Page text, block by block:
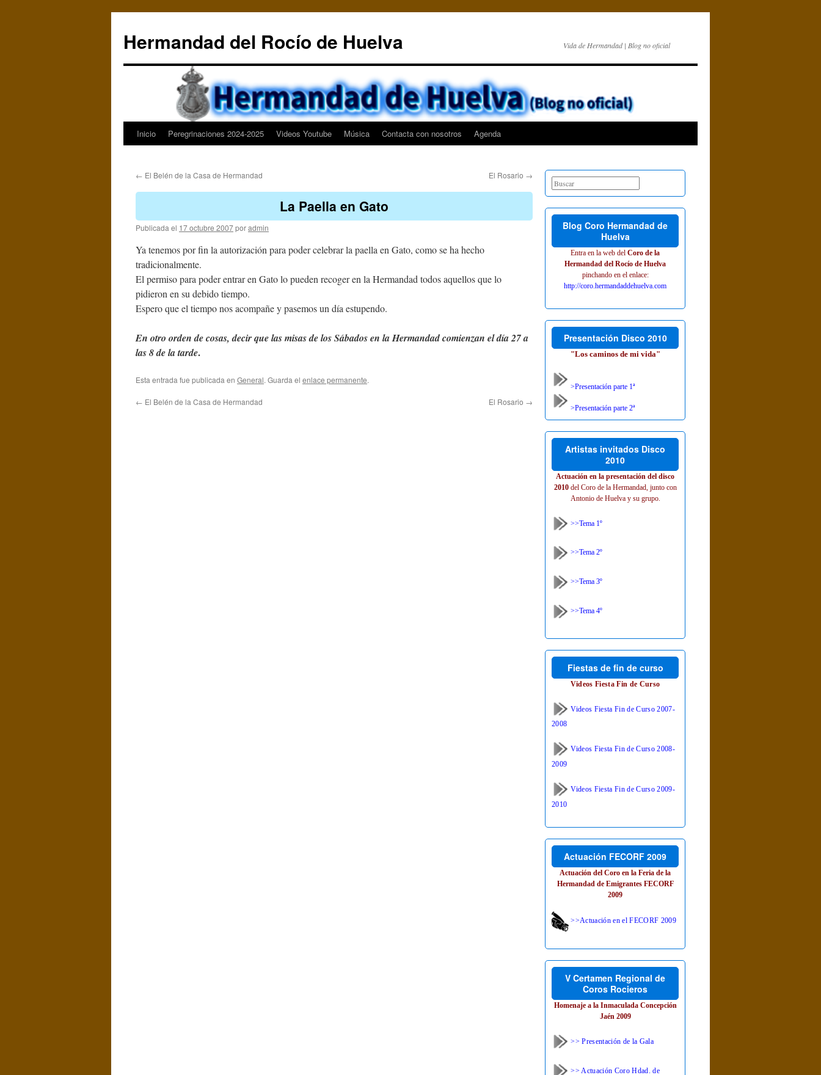
contenido
Hermandad del Rocío de Huelva Vida de Hermandad | Blog no oficial
Inicio Peregrinaciones 2024-2025 Videos Youtube Música Contacta con nosotros Agenda
← El Belén de la Casa de Hermandad El Rosario →
La Paella en Gato
Publicada el 17 octubre 2007poradmin
Ya tenemos por fin la autorización para poder celebrar la paella en Gato, como se ha hecho
tradicionalmente.
El permiso para poder entrar en Gato lo pueden recoger en la Hermandad todos aquellos que lo
pidieron en su debido tiempo.
Espero que el tiempo nos acompañe y pasemos un día estupendo.
En otro orden de cosas, decir que las misas de los Sábados en la Hermandad comienzan el día 27 a
las 8 de la tarde.
Esta entrada fue publicada en General. Guarda el enlace permanente.
← El Belén de la Casa de Hermandad El Rosario →
Blog Coro Hermandad de
Huelva
Entra en la web del Coro de la
Hermandad del Rocío de Huelva
pinchando en el enlace:
http://coro.hermandaddehuelva.com
Presentación Disco 2010
"Los caminos de mi vida"
>Presentación parte 1ª
>Presentación parte 2ª
Artistas invitados Disco
2010
Actuación en la presentación del disco
2010del Coro de la Hermandad, junto con
Antonio de Huelva y su grupo.
>>Tema 1º
>>Tema 2º
>>Tema 3º
>>Tema 4º
Fiestas de fin de curso
Videos Fiesta Fin de Curso
Videos Fiesta Fin de Curso 2007-
2008
Videos Fiesta Fin de Curso 2008-
2009
Videos Fiesta Fin de Curso 2009-
2010
Actuación FECORF 2009
Actuación del Coro en la Feria de la
Hermandad de Emigrantes FECORF
2009
>>Actuación en el FECORF 2009
V Certamen Regional de
Coros Rocieros
Homenaje a la Inmaculada Concepción
Jaén 2009
>> Presentación de la Gala
>> Actuación Coro Hdad. de